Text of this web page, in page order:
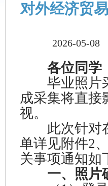
对外经济贸
2026-05-08
各位同学
毕业照片采
成采集将直接
视。
此次针对在
单详见附件2
关事项通知如
一、照片